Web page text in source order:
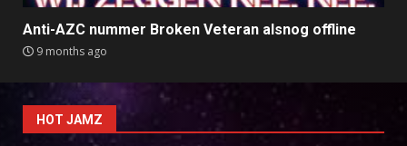
Anti-AZC nummer Broken Veteran alsnog offline
9 months ago
HOT JAMZ